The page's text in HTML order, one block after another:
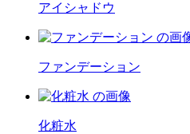
アイシャドウ
ファンデーション
化粧水